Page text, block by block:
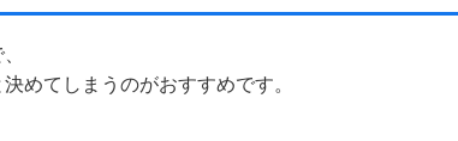
めてしまうのがおすすめです。